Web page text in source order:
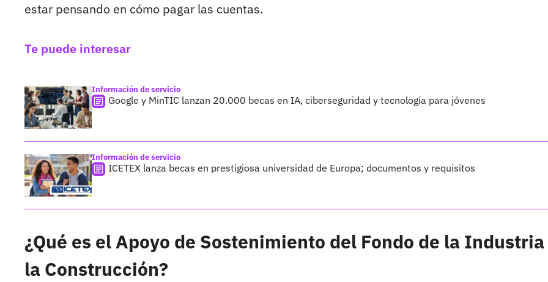
estar pensando en cómo pagar las cuentas.
Te puede interesar
Información de servicio
Google y MinTIC lanzan 20.000 becas en IA, ciberseguridad y tecnología para jóvenes
Información de servicio
ICETEX lanza becas en prestigiosa universidad de Europa; documentos y requisitos
¿Qué es el Apoyo de Sostenimiento del Fondo de la
la Construcción?